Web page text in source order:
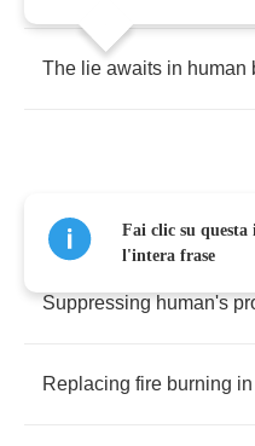
The lie awaits in human
Religion's fatal
Suppressing human's
Replacing fire burning in
Fai clic su
l'intera frase